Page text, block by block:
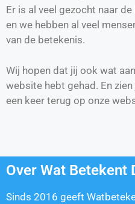
Er is al veel gezocht naar
en we hebben al veel
van de betekenis.
Wij hopen dat jij ook wat
website hebt gehad. En
een keer terug op onze
Over Wat Betekent
Sinds 2016 geeft